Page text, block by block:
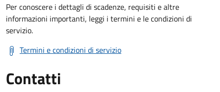
Per conoscere i dettagli di scadenze, requisiti e altre
informazioni importanti, leggi i termini e le condizioni di
servizio.
Termini e condizioni di servizio
Contatti